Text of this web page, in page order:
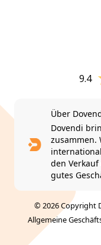
9.4
Über
Dovendi
zusammen.
den
gutes
© 2026 Copyright
Allgemeine